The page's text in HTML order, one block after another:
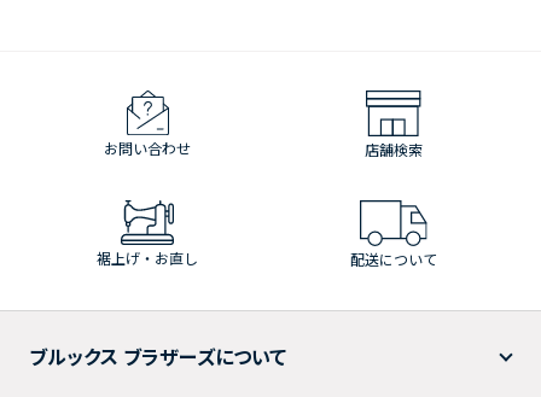
お問い合わせ 店舗検索
裾上げ・お直し 配送について
ブルックス ブラザーズについて